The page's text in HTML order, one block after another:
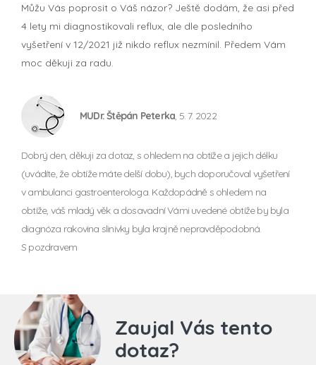
Můžu Vás poprosit o Váš názor? Ještě dodám, že asi před
4 lety mi diagnostikovali reflux, ale dle posledního
vyšetření v 12/2021 již nikdo reflux nezmínil. Předem Vám
moc děkuji za radu.
MUDr. Štěpán Peterka, 5. 7. 2022
Dobrý den, děkuji za dotaz, s ohledem na obtíže a jejich délku
(uvádíte, že obtíže máte delší dobu), bych doporučoval vyšetření
v ambulanci gastroenterologa. Každopádně s ohledem na
obtíže, váš mladý věk a dosavadní Vámi uvedené obtíže by byla
diagnóza rakovina slinivky byla krajně nepravděpodobná.
S pozdravem
Zaujal Vás tento
dotaz?